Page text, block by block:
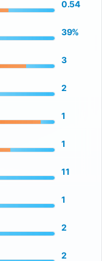
0.54
39%
3
2
1
1
11
1
2
2